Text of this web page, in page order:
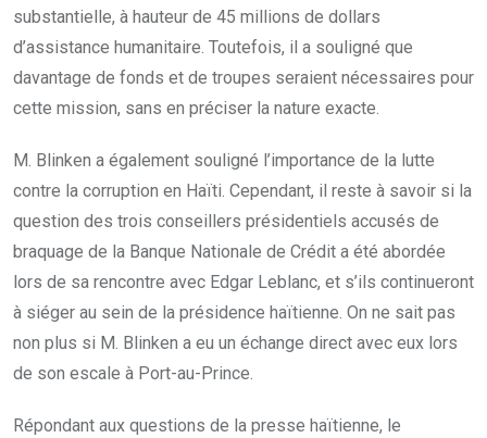
substantielle, à hauteur de 45 millions de dollars
d’assistance humanitaire. Toutefois, il a souligné que
davantage de fonds et de troupes seraient nécessaires pour
cette mission, sans en préciser la nature exacte.
M. Blinken a également souligné l’importance de la lutte
contre la corruption en Haïti. Cependant, il reste à savoir si la
question des trois conseillers présidentiels accusés de
braquage de la Banque Nationale de Crédit a été abordée
lors de sa rencontre avec Edgar Leblanc, et s’ils continueront
à siéger au sein de la présidence haïtienne. On ne sait pas
non plus si M. Blinken a eu un échange direct avec eux lors
de son escale à Port-au-Prince.
Répondant aux questions de la presse haïtienne, le